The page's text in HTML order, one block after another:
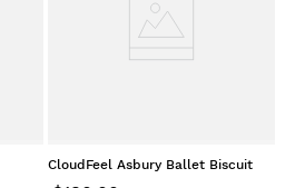
CloudFeel Asbury Ballet Biscuit